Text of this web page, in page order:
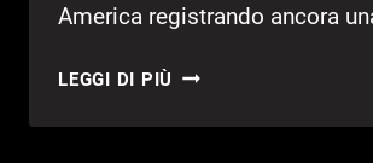
America registrando ancora
LEGGI DI PIÙ CLASSIFICA
DI